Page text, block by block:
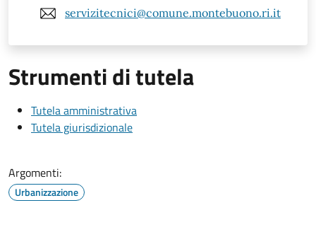
servizitecnici@comune.montebuono.ri.it
Strumenti di tutela
Tutela amministrativa
Tutela giurisdizionale
Argomenti:
Urbanizzazione